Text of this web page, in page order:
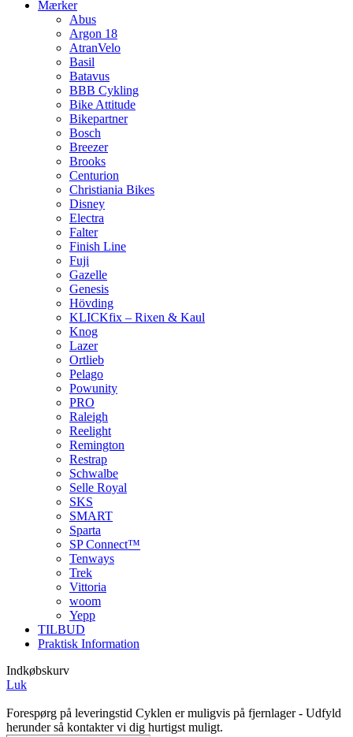
Mærker
Abus
Argon 18
AtranVelo
Basil
Batavus
BBB Cykling
Bike Attitude
Bikepartner
Bosch
Breezer
Brooks
Centurion
Christiania Bikes
Disney
Electra
Falter
Finish Line
Fuji
Gazelle
Genesis
Hövding
KLICKfix – Rixen & Kaul
Knog
Lazer
Ortlieb
Pelago
Powunity
PRO
Raleigh
Reelight
Remington
Restrap
Schwalbe
Selle Royal
SKS
SMART
Sparta
SP Connect™
Tenways
Trek
Vittoria
woom
Yepp
TILBUD
Praktisk Information
Indkøbskurv
Luk
Forespørg på leveringstid Cyklen er muligvis på fjernlager - Udfyld
herunder så kontakter vi dig hurtigst muligt.